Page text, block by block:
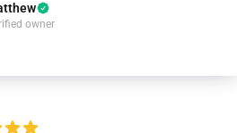
owner